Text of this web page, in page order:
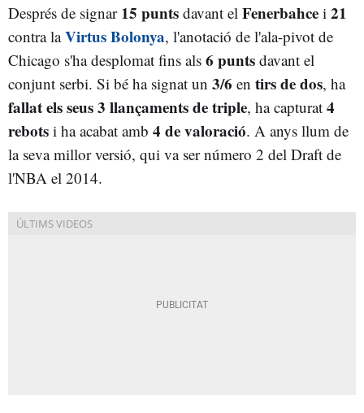
Després de signar 15 punts davant el Fenerbahce i 21
contra laVirtus Bolonya, l'anotació de l'ala-pivot de
Chicago s'ha desplomat fins als 6 punts davant el
conjunt serbi. Si bé ha signat un 3/6 en tirs de dos, ha
fallat els seus 3 llançaments de triple, ha capturat 4
rebots i ha acabat amb 4 de valoració. A anys llum de
la seva millor versió, qui va ser número 2 del Draft de
l'NBA el 2014.